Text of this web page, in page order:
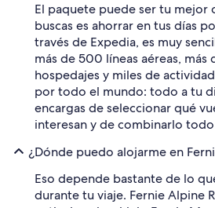
El paquete puede ser tu mejor
buscas es ahorrar en tus días
través de Expedia, es muy
más de 500 líneas aéreas, más
hospedajes y miles de
por todo el mundo: todo a tu
encargas de seleccionar qué
interesan y de combinarlo
¿Dónde puedo alojarme en
Eso depende bastante de lo
durante tu viaje. Fernie Alpine